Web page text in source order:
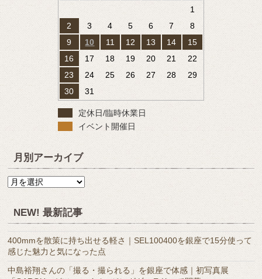
1
2
3 4 5 6 7
8
9
10 11 12 13 14
15
16
17 18 19 20 21
22
23
24 25 26 27 28
29
30
31
定休日/臨時休業日
イベント開催日
月別アーカイブ
月
ー
カ
イ
ブ
NEW! 最新記事
400mmを散策に持ち出せる軽さ｜SEL100400を銀座で15分使って
感じた魅力と気になった点
中島裕翔さんの「撮る・撮られる」を銀座で体感｜初写真展